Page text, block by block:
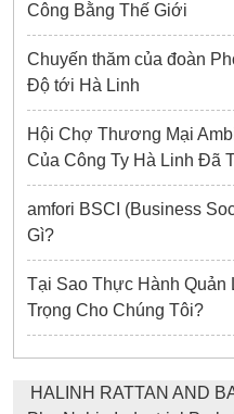
Công Bằng Thế Giới
Chuyến thăm của đoàn
Độ tới Hà Linh
Hội Chợ Thương Mại
Của Công Ty Hà Linh Đã
amfori BSCI (Business
Gì?
Tại Sao Thực Hành Quản
Trọng Cho Chúng Tôi?
HALINH RATTAN AND